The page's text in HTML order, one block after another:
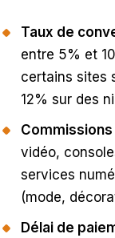
Taux de
entre 5% et
certains sites
12% sur des
vidéo,
services
(mode,
Délai de